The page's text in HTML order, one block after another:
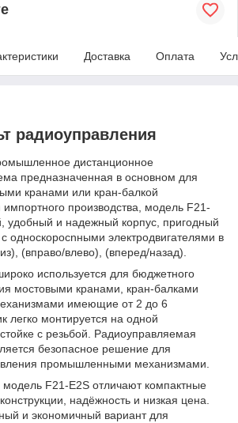
Доставка Оплата
радиоуправления
дистанционное
предназначенная в основном для
кранами или кран-балкой
импортного производства, модель F21-
удобный и надежный корпус, пригодный
односкоросnными электродвигателями в
(вправо/влево), (вперед/назад).
используется для бюджетного
мостовыми кранами, кран-балками
имеющие от 2 до 6
легко монтируется на одной
с резьбой. Радиоуправляемая
безопасное решение для
промышленными механизмами.
F21-E2S отличают компактные
надёжность и низкая цена.
и экономичный вариант для